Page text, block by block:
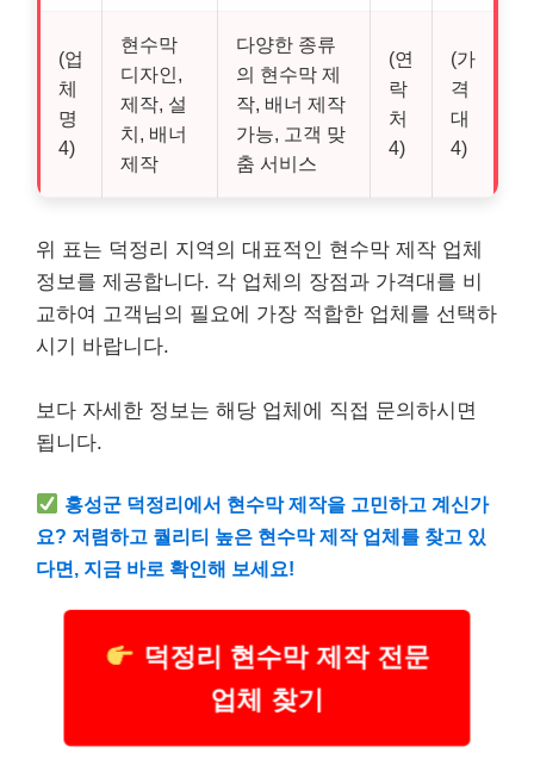
(업
체
명
4)
현수막
디자인,
제작, 설
치, 배너
제작
다양한 종류
의 현수막 제
작, 배너 제작
가능, 고객 맞
춤 서비스
(연
락
처
4)
(가
격
대
4)
위 표는 덕정리 지역의 대표적인 현수막 제작 업체
정보를 제공합니다. 각 업체의 장점과 가격대를 비
교하여 고객님의 필요에 가장 적합한 업체를 선택하
시기 바랍니다.
보다 자세한 정보는 해당 업체에 직접 문의하시면
됩니다.
홍성군 덕정리에서 현수막 제작을 고민하고 계신가
요? 저렴하고 퀄리티 높은 현수막 제작 업체를 찾고 있
다면, 지금 바로 확인해 보세요!
덕정리 현수막 제작 전문
업체 찾기